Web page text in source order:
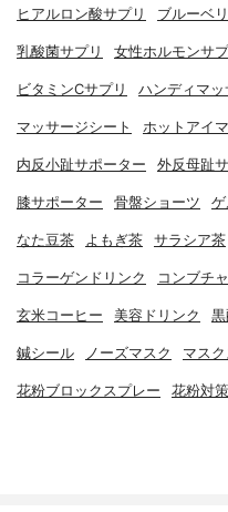
ヒアルロン酸サプリ ブルーベ
乳酸菌サプリ 女性ホルモンサ
ビタミンCサプリ ハンディマ
マッサージシート ホットアイ
内反小趾サポーター 外反母趾
膝サポーター 骨盤ショーツ
なた豆茶 よもぎ茶 サラシア茶
コラーゲンドリンク コンブチャ
玄米コーヒー 美容ドリンク 黒
鍼シール ノーズマスク マス
花粉ブロックスプレー 花粉対